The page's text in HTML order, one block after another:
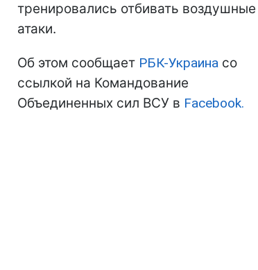
тренировались отбивать воздушные
атаки.
Об этом сообщает РБК-Украина со
ссылкой на Командование
Объединенных сил ВСУ в Facebook.